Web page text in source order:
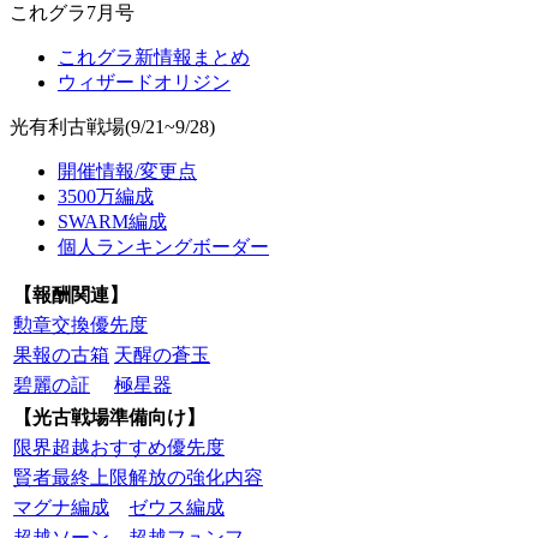
これグラ7月号
これグラ新情報まとめ
ウィザードオリジン
光有利古戦場(9/21~9/28)
開催情報/変更点
3500万編成
SWARM編成
個人ランキングボーダー
【報酬関連】
勲章交換優先度
果報の古箱 天醒の蒼玉
碧麗の証
極星器
【光古戦場準備向け】
限界超越おすすめ優先度
賢者最終上限解放の強化内容
マグナ編成
ゼウス編成